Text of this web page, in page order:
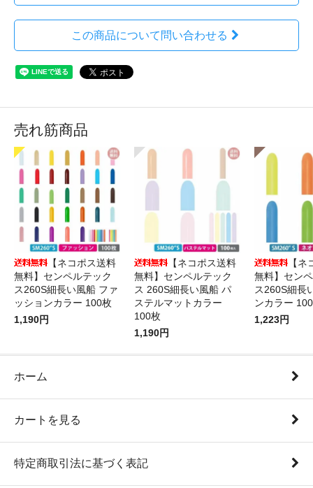
この商品について問い合わせる
売れ筋商品
【ネコポス送料
無料】センペルテック
ス260S細長い風船 ファ
ッションカラー 100枚
1,190円
【ネコポス送料
無料】センペルテック
ス 260S細長い風船 パ
ステルマットカラー
100枚
1,190円
【
無料】セン
ス260S細長
ンカラー
1,223円
ホーム
カートを見る
特定商取引法に基づく表記